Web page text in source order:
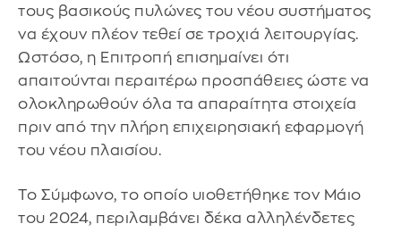
τους βασικούς πυλώνες του νέου συστήματος
να έχουν πλέον τεθεί σε τροχιά λειτουργίας.
Ωστόσο, η Επιτροπή επισημαίνει ότι
απαιτούνται περαιτέρω προσπάθειες ώστε να
ολοκληρωθούν όλα τα απαραίτητα στοιχεία
πριν από την πλήρη επιχειρησιακή εφαρμογή
του νέου πλαισίου.
Το Σύμφωνο, το οποίο υιοθετήθηκε τον Μάιο
του 2024, περιλαμβάνει δέκα αλληλένδετες